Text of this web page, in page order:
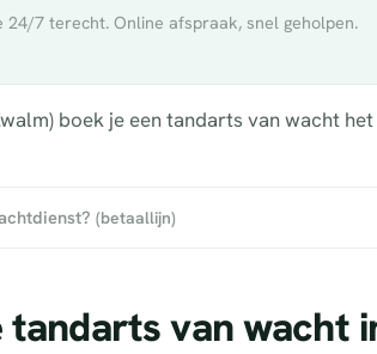
24/7 terecht. Online afspraak, snel geholpen.
boek je een tandarts van wacht
(betaallijn)
van wacht